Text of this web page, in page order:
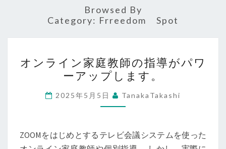
Browsed By
Category: Frreedom Spot
ン
ラ
イ
ン
庭
オンライン家庭教師の指導がパワ
ーアップします。
2025年5月5日 TanakaTakashi
ZOOMをはじめとするテレビ会議システムを使った